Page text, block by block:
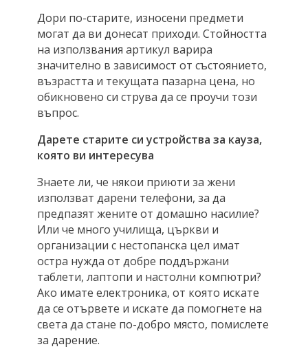
Дори по-старите, износени предмети
могат да ви донесат приходи. Стойността
на използвания артикул варира
значително в зависимост от състоянието,
възрастта и текущата пазарна цена, но
обикновено си струва да се проучи този
въпрос.
Дарете старите си устройства за кауза,
която ви интересува
Знаете ли, че някои приюти за жени
използват дарени телефони, за да
предпазят жените от домашно насилие?
Или че много училища, църкви и
организации с нестопанска цел имат
остра нужда от добре поддържани
таблети, лаптопи и настолни компютри?
Ако имате електроника, от която искате
да се отървете и искате да помогнете на
света да стане по-добро място, помислете
за дарение.